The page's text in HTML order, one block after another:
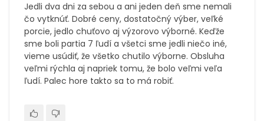
Jedli dva dni za sebou a ani jeden deň sme nemali
čo vytknúť. Dobré ceny, dostatočný výber, veľké
porcie, jedlo chuťovo aj výzorovo výborné. Keďže
sme boli partia 7 ľudí a všetci sme jedli niečo iné,
vieme usúdiť, že všetko chutilo výborne. Obsluha
veľmi rýchla aj napriek tomu, že bolo veľmi veľa
ľudí. Palec hore takto sa to má robiť.